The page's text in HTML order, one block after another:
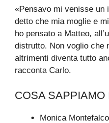
«Pensavo mi venisse un
detto che mia moglie e
ho pensato a Matteo,
distrutto. Non voglio che
altrimenti diventa tutto
racconta Carlo.
COSA SAPPIAMO
Monica